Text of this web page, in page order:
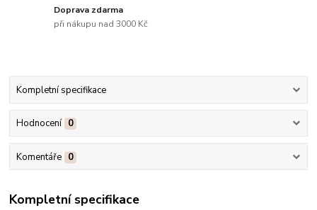
Doprava zdarma
při nákupu nad 3000 Kč
Kompletní specifikace
Hodnocení 0
Komentáře 0
Kompletní specifikace